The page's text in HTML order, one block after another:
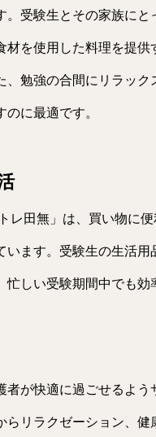
。受験生とその家族に
材を使用した料理を提
、勉強の合間にリラッ
に最適です。
レ田無」は、買い物に
います。受験生の生活
しい受験期間中でも効
者が快適に過ごせるよ
らリラクゼーション、